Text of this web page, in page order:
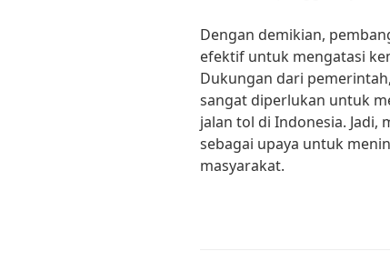
Dengan demikian,
efektif untuk mengatasi
Dukungan dari
sangat diperlukan untuk
jalan tol di Indonesia.
sebagai upaya untuk
masyarakat.